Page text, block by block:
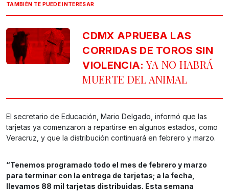
TAMBIÉN TE PUEDE INTERESAR
CDMX APRUEBA LAS
CORRIDAS DE TOROS SIN
VIOLENCIA: YA NO HABRÁ
MUERTE DEL ANIMAL
El secretario de Educación, Mario Delgado, informó que las
tarjetas ya comenzaron a repartirse en algunos estados, como
Veracruz, y que la distribución continuará en febrero y marzo.
“Tenemos programado todo el mes de febrero y marzo
para terminar con la entrega de tarjetas; a la fecha,
llevamos 88 mil tarjetas distribuidas. Esta semana